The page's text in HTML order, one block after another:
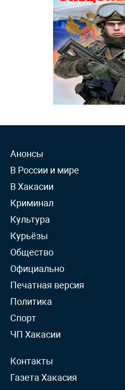
Анонсы
В России и мире
В Хакасии
Криминал
Культура
Курьёзы
Общество
Официально
Печатная версия
Политика
Спорт
ЧП Хакасии
Контакты
Газета Хакасия